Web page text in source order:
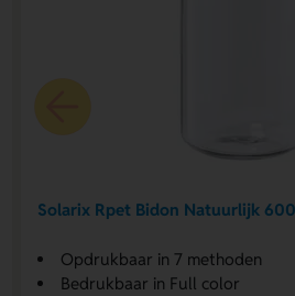
Solarix Rpet Bidon Natuurlijk
Opdrukbaar in 7 methoden
Bedrukbaar in Full color